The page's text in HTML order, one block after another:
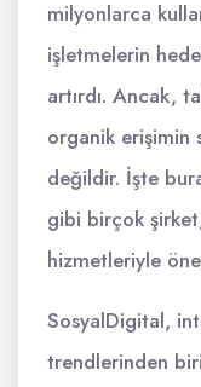
milyonlarca
işletmelerin
artırdı. Ancak,
organik erişimin
değildir. İşte
gibi birçok
hizmetleriyle öne
SosyalDigital,
trendlerinden